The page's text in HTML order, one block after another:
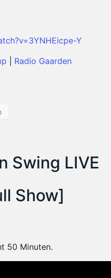
Y
Radio Gaarden
Swing LIVE
Show]
50 Minuten.